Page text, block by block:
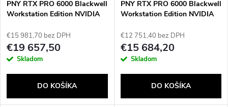
e
p
r
p
r
o
d
PNY RTX PRO 6000 Blackwell
Workstation Edition NVIDIA
€15 981,70 bez DPH
€19 657,50
Skladom
DO KOŠÍKA
PNY RTX PRO 6000 Blackwell
Workstation Edition NVIDIA
€12 751,40 bez DPH
€15 684,20
Skladom
DO KOŠÍKA